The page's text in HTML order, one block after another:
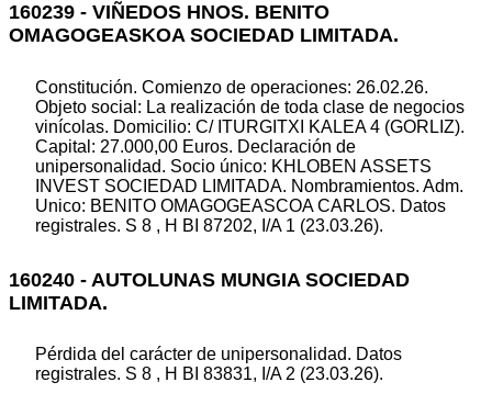
160239 - VIÑEDOS HNOS. BENITO
OMAGOGEASKOA SOCIEDAD LIMITADA.
Constitución. Comienzo de operaciones: 26.02.26.
Objeto social: La realización de toda clase de negocios
vinícolas. Domicilio: C/ ITURGITXI KALEA 4 (GORLIZ).
Capital: 27.000,00 Euros. Declaración de
unipersonalidad. Socio único: KHLOBEN ASSETS
INVEST SOCIEDAD LIMITADA. Nombramientos. Adm.
Unico: BENITO OMAGOGEASCOA CARLOS. Datos
registrales. S 8 , H BI 87202, I/A 1 (23.03.26).
160240 - AUTOLUNAS MUNGIA SOCIEDAD
LIMITADA.
Pérdida del carácter de unipersonalidad. Datos
registrales. S 8 , H BI 83831, I/A 2 (23.03.26).